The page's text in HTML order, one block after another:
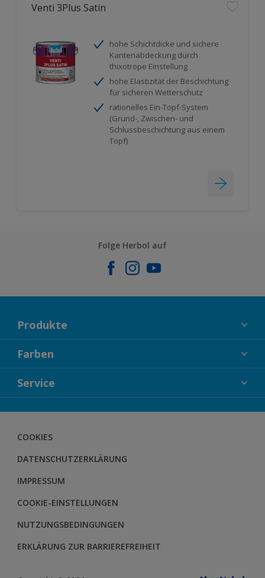
Venti 3Plus Satin
hohe Schichtdicke und sichere
Kantenabdeckung durch
thixotrope Einstellung
hohe Elastizität der Beschichtung
für sicheren Wetterschutz
rationelles Ein-Topf-System
(Grund-, Zwischen- und
Schlussbeschichtung aus einem
Topf)
Folge Herbol auf
Produkte
FASSADENFARBEN
INNENFARBEN
LACKE
BODENSYSTEM
Farben
KOLLEKTIONEN
FARBTRENDS
FARBBERATUNG
Service
HERBOL NACHRICHTEN
HERBOL WERBEMITTELSHOP
SCHULUNGEN
COOKIES
DATENSCHUTZERKLÄRUNG
IMPRESSUM
COOKIE-EINSTELLUNGEN
NUTZUNGSBEDINGUNGEN
ERKLÄRUNG ZUR BARRIEREFREIHEIT